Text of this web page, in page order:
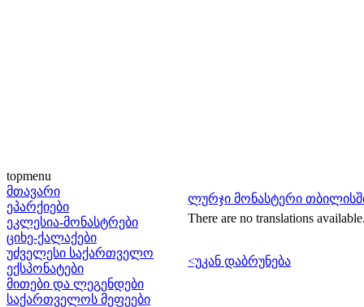
topmenu
მთავარი
ეპარქიები
ეკლესია-მონასტრები
ციხე-ქალაქები
უძველესი საქართველო
ექსპონატები
მითები და ლეგენდები
საქართველოს მეფეები
ლურჯი მონასტერი
There are no translations
<უკან დაბრუნება